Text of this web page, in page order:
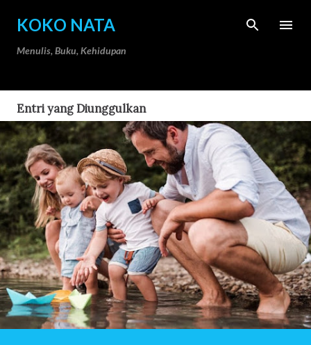
Langsung ke konten utama
KOKO NATA
Menulis, Buku, Kehidupan
Entri yang Diunggulkan